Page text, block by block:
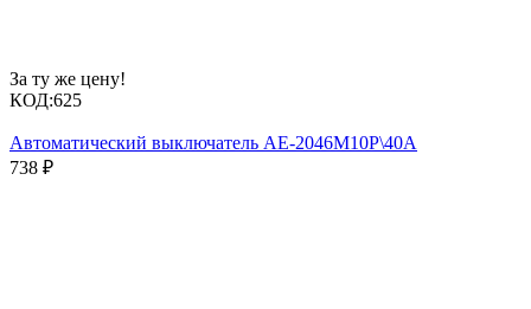
За ту же цену!
КОД:625
Автоматический выключатель АЕ-2046М10Р\40А
738 ₽